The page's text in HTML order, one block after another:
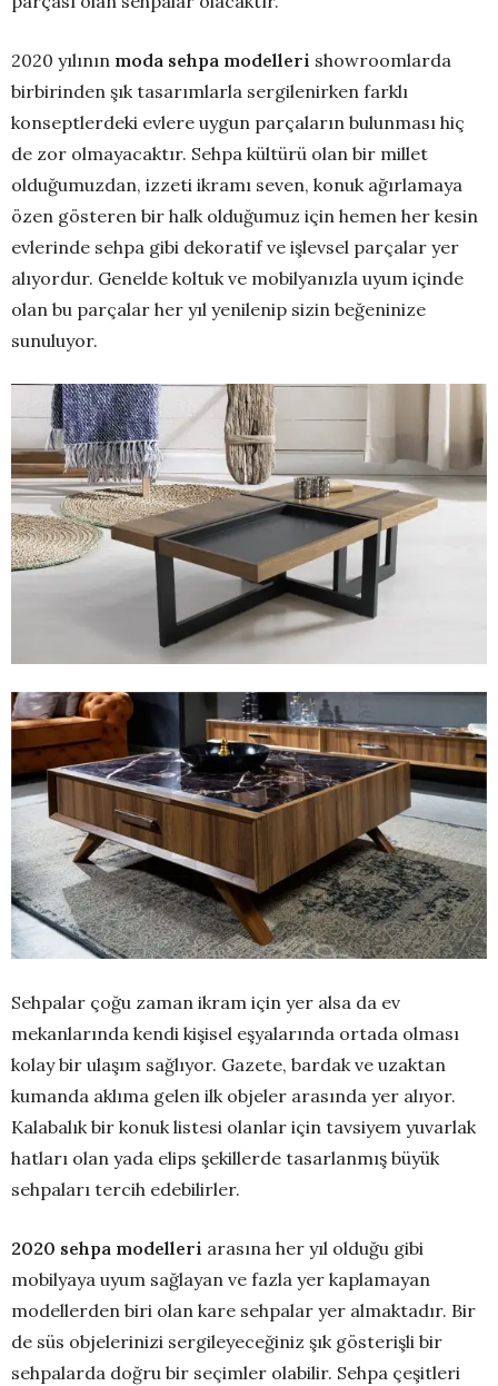
2020 yılının moda sehpa modelleri showroomlarda
birbirinden şık tasarımlarla sergilenirken farklı
konseptlerdeki evlere uygun parçaların bulunması hiç
de zor olmayacaktır. Sehpa kültürü olan bir millet
olduğumuzdan, izzeti ikramı seven, konuk ağırlamaya
özen gösteren bir halk olduğumuz için hemen her kesin
evlerinde sehpa gibi dekoratif ve işlevsel parçalar yer
alıyordur. Genelde koltuk ve mobilyanızla uyum içinde
olan bu parçalar her yıl yenilenip sizin beğeninize
sunuluyor.
Sehpalar çoğu zaman ikram için yer alsa da ev
mekanlarında kendi kişisel eşyalarında ortada olması
kolay bir ulaşım sağlıyor. Gazete, bardak ve uzaktan
kumanda aklıma gelen ilk objeler arasında yer alıyor.
Kalabalık bir konuk listesi olanlar için tavsiyem yuvarlak
hatları olan yada elips şekillerde tasarlanmış büyük
sehpaları tercih edebilirler.
2020 sehpa modelleri arasına her yıl olduğu gibi
mobilyaya uyum sağlayan ve fazla yer kaplamayan
modellerden biri olan kare sehpalar yer almaktadır. Bir
de süs objelerinizi sergileyeceğiniz şık gösterişli bir
sehpalarda doğru bir seçimler olabilir. Sehpa çeşitleri